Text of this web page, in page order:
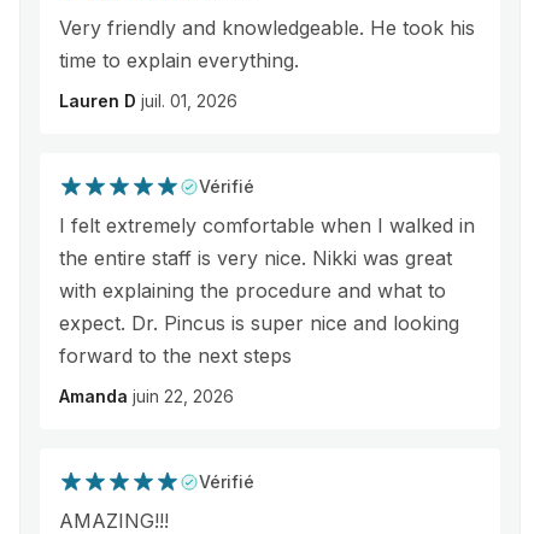
Very friendly and knowledgeable. He took his
time to explain everything.
Lauren D juil. 01, 2026
Vérifié
I felt extremely comfortable when I walked in
the entire staff is very nice. Nikki was great
with explaining the procedure and what to
expect. Dr. Pincus is super nice and looking
forward to the next steps
Amanda juin 22, 2026
Vérifié
AMAZING!!!